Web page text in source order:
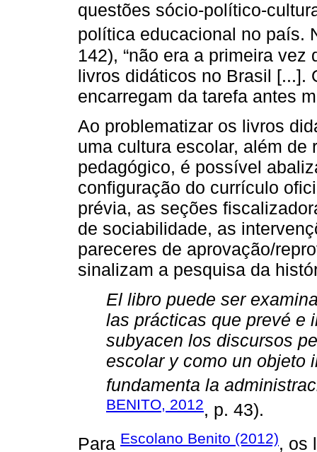
questões sócio-político-
política educacional no país.
142), “não era a primeira
livros didáticos no Brasil [...].
encarregam da tarefa antes
Ao problematizar os livros
uma cultura escolar, além de
pedagógico, é possível
configuração do currículo
prévia, as seções
de sociabilidade, as
pareceres de aprovação/
sinalizam a pesquisa da
El libro puede ser
las prácticas que prevé e
subyacen los discursos
escolar y como un objeto
fundamenta la
BENITO, 2012, p. 43).
Para Escolano Benito (2012), os